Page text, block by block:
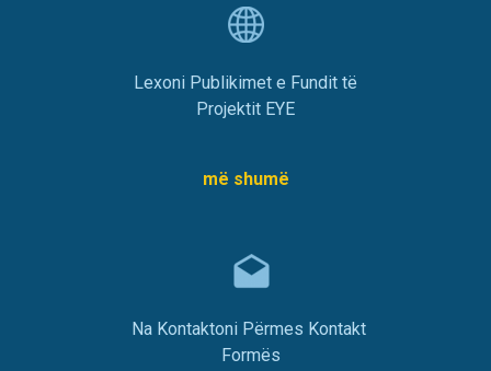
Lexoni Publikimet e Fundit të
Projektit EYE
më shumë
Na Kontaktoni Përmes Kontakt
Formës